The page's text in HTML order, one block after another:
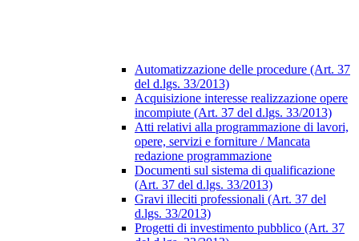
Automatizzazione delle procedure (Art. 37
del d.lgs. 33/2013)
Acquisizione interesse realizzazione opere
incompiute (Art. 37 del d.lgs. 33/2013)
Atti relativi alla programmazione di lavori,
opere, servizi e forniture / Mancata
redazione programmazione
Documenti sul sistema di qualificazione
(Art. 37 del d.lgs. 33/2013)
Gravi illeciti professionali (Art. 37 del
d.lgs. 33/2013)
Progetti di investimento pubblico (Art. 37